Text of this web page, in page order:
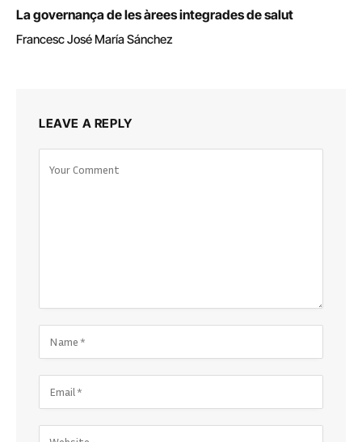
La governança de les àrees integrades de salut
Francesc José María Sánchez
LEAVE A REPLY